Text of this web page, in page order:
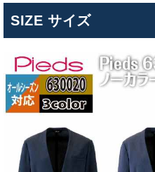
SIZE サイズ